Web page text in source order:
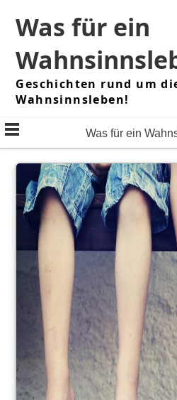
content
Was für ein
Geschichten rund um
Wahnsinnsleben!
Was für ein